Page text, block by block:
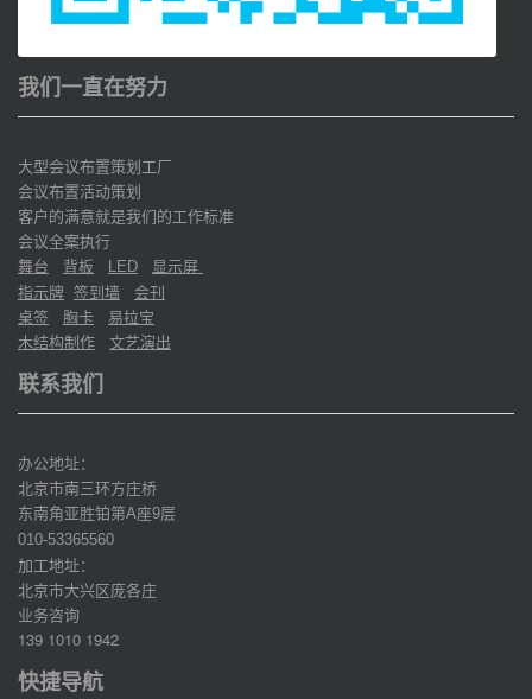
我们一直在努力
大型会议布置策划工厂
会议布置活动策划
客户的满意就是我们的工作标准
会议全案执行
舞台
背板 LED
显示屏
指示牌 签到墙
会刊
桌签
胸卡
易拉宝
木结构制作
文艺演出
联系我们
办公地址：
北京市南三环方庄桥
东南角亚胜铂第A座9层
010-53365560
加工地址：
北京市大兴区庞各庄
业务咨询
139 1010 1942
快捷导航